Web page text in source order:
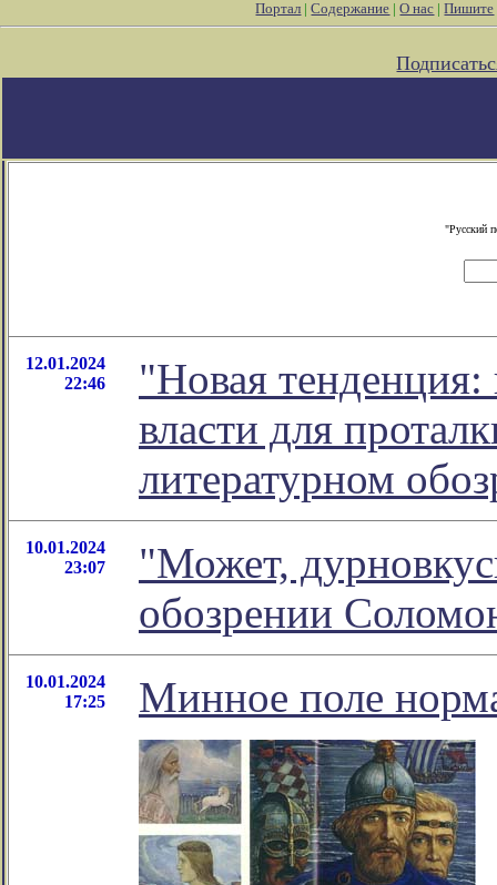
Портал |Содержание |О нас |Пишите
"Русский
12.01.2024
22:46
"Новая тенденция:
власти для
литературном
10.01.2024
23:07
"Может,
обозрении
10.01.2024
17:25
Минное поле